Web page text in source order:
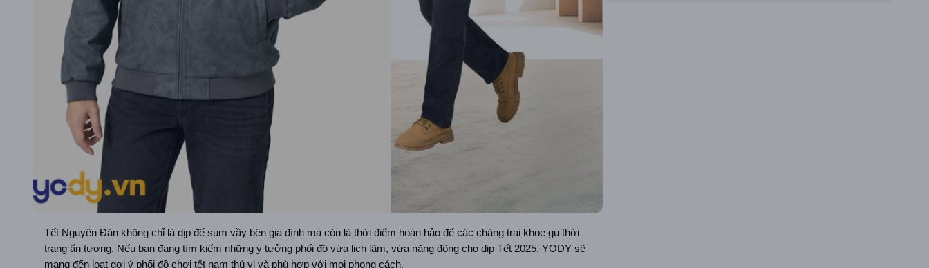
Tết Nguyên Đán không chỉ là dịp để sum vầy bên gia đình mà còn là thời điểm hoàn hảo để các chàng trai khoe gu thời
trang ấn tượng. Nếu bạn đang tìm kiếm những ý tưởng phối đồ vừa lịch lãm, vừa năng động cho dịp Tết 2025, YODY sẽ
mang đến loạt gợi ý phối đồ chơi tết nam thú vị và phù hợp với mọi phong cách.